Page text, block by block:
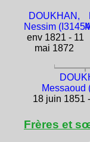
DOUKHAN,
Nessim
env 1821 - 11
mai 1872
Messaoud
18 juin 1851
Frères et